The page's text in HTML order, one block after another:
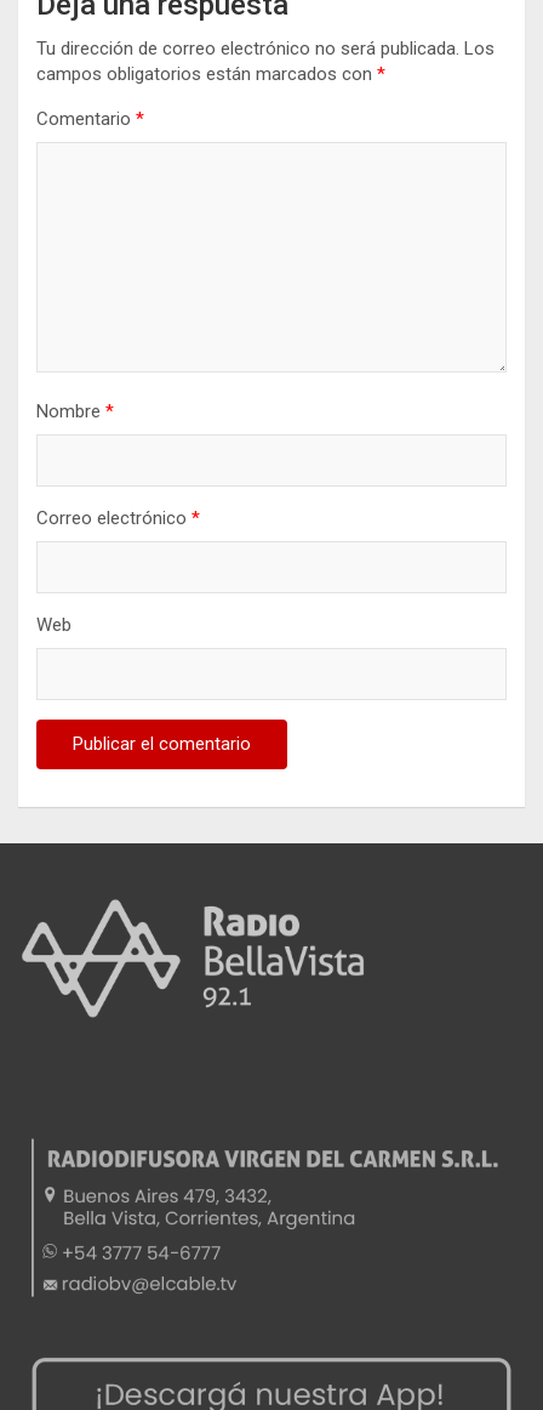
Tu dirección de correo electrónico no será publicada. Los
campos obligatorios están marcados con *
Comentario *
Nombre *
Correo electrónico *
Web